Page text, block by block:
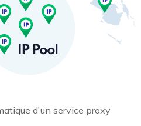
d'un service proxy